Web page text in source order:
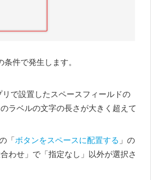
件で発生します。
で設置したスペースフィールドの
ラベルの文字の長さが大きく超えて
「ボタンをスペースに配置する 」の
合わせ」で「指定なし」以外が選択さ